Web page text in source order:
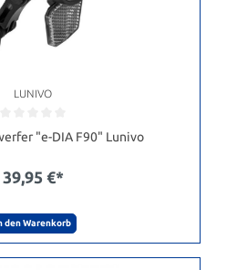
LUNIVO
"e-DIA F90" Lunivo
39,95 €*
den Warenkorb